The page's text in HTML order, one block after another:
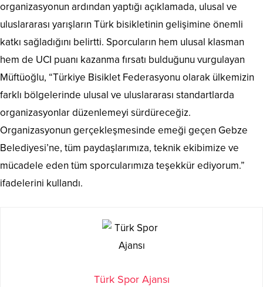
organizasyonun ardından yaptığı açıklamada, ulusal ve
uluslararası yarışların Türk bisikletinin gelişimine önemli
katkı sağladığını belirtti. Sporcuların hem ulusal klasman
hem de UCI puanı kazanma fırsatı bulduğunu vurgulayan
Müftüoğlu, “Türkiye Bisiklet Federasyonu olarak ülkemizin
farklı bölgelerinde ulusal ve uluslararası standartlarda
organizasyonlar düzenlemeyi sürdüreceğiz.
Organizasyonun gerçekleşmesinde emeği geçen Gebze
Belediyesi’ne, tüm paydaşlarımıza, teknik ekibimize ve
mücadele eden tüm sporcularımıza teşekkür ediyorum.”
ifadelerini kullandı.
Türk Spor Ajansı